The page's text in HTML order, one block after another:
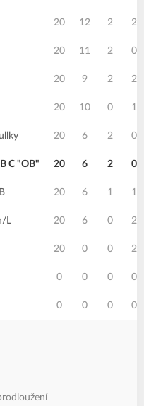
20 12 2 2
20 11 2 0
20 9 2 2
20 10 0 1
20 6 2 0
C "OB" 20 6 2 0
20 6 1 1
L 20 6 0 2
20 0 0 2
0 0 0 0
0 0 0 0